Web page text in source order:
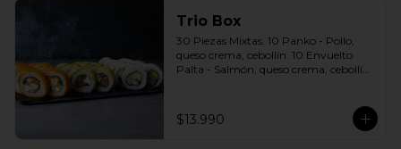
Trio Box
30 Piezas Mixtas. 10 Panko - Pollo,
queso crema, cebollín. 10 Envuelto
Palta - Salmón, queso crema, cebollín.
agridulce Bless + 2 palitos
$13.990